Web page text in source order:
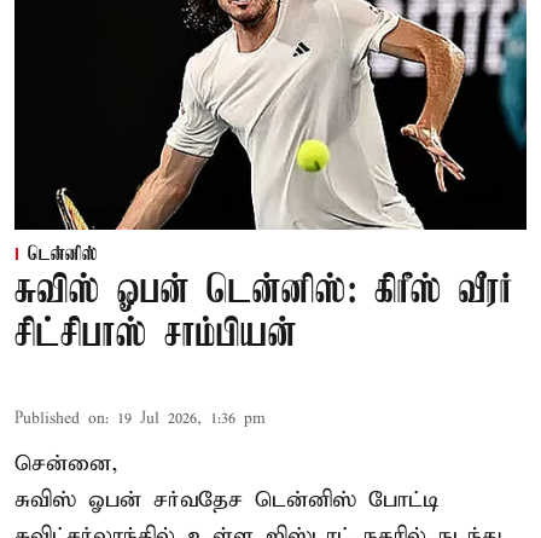
டென்னிஸ்
சுவிஸ் ஓபன் டென்னிஸ்: கிரீஸ் வீரர்
சிட்சிபாஸ் சாம்பியன்
Published on: 19 Jul 2026, 1:36 pm
சென்னை,
சுவிஸ் ஓபன் சர்வதேச டென்னிஸ் போட்டி